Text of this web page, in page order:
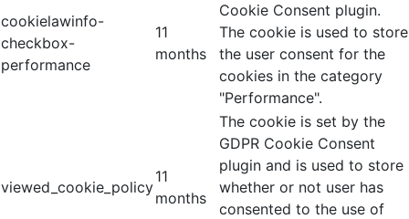
cookielawinfo-
checkbox-
performance
11
months
Cookie Consent plugin.
The cookie is used to store
the user consent for the
cookies in the category
"Performance".
viewed_cookie_policy
11
months
The cookie is set by the
GDPR Cookie Consent
plugin and is used to store
whether or not user has
consented to the use of